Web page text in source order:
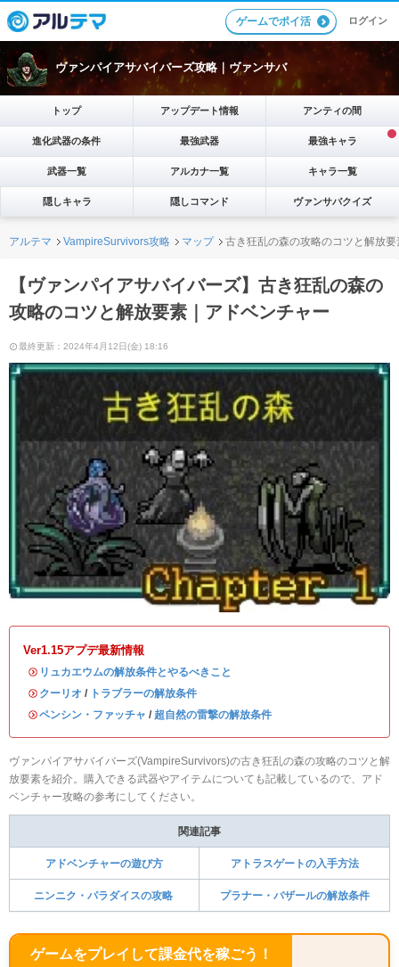
ゲームでポイ活 ログイン
ヴァンパイアサバイバーズ攻略｜ヴァンサバ
トップ アップデート情報 アンティの間
進化武器の条件 最強武器 最強キャラ
武器一覧 アルカナ一覧 キャラ一覧
隠しキャラ 隠しコマンド ヴァンサバクイズ
アルテマ VampireSurvivors攻略 マップ 古き狂乱の森の攻略のコツと解放
【ヴァンパイアサバイバーズ】古き狂乱の森の
攻略のコツと解放要素｜アドベンチャー
最終更新：2024年4月12日(金) 18:16
Ver1.15アプデ最新情報
・ リュカエウムの解放条件とやるべきこと
・ クーリオ /
トラブラーの解放条件
・ペンシン・ファッチャ / 超自然の雷撃の解放条件
ヴァンパイアサバイバーズ(VampireSurvivors)の古き狂乱の森の攻略のコツと解
放要素を紹介。購入できる武器やアイテムについても記載しているので、アド
ベンチャー攻略の参考にしてください。
関連記事
アドベンチャーの遊び方 アトラスゲートの入手方法
ニンニク・パラダイスの攻略 プラナー・バザールの解放条件
ゲームをプレイして課金代を稼ごう！